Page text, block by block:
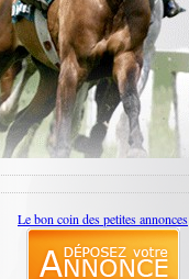
Le bon coin des petites annonces